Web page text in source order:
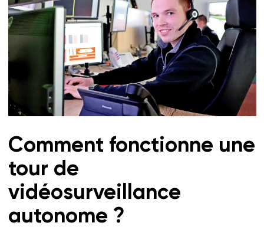
Comment fonctionne une
tour de
vidéosurveillance
autonome ?